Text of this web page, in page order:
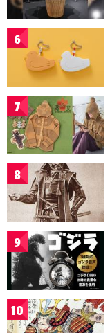
6
7
8
9
10